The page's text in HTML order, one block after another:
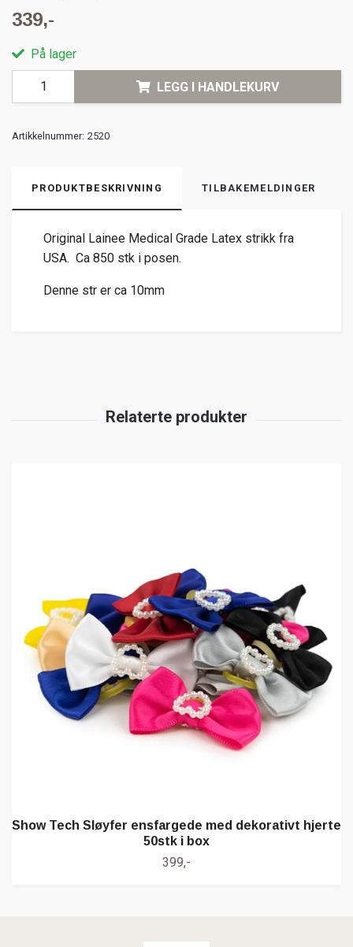
339,-
På lager
LEGG I HANDLEKURV
Artikkelnummer: 2520
PRODUKTBESKRIVNING TILBAKEMELDINGER
Original Lainee Medical Grade Latex strikk fra
USA. Ca 850 stk i posen.
Denne str er ca 10mm
Show Tech Sløyfer ensfargede med dekorativt hjerte
50stk i box
399,-